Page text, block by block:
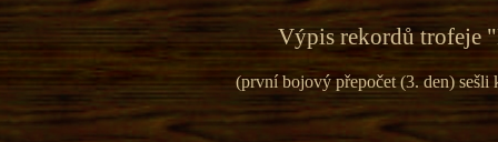
Výpis rekordů trofeje "
(první bojový přepočet (3. den)